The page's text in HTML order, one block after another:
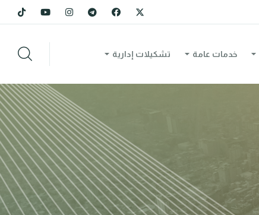
خدمات عامة تشكيلات إدارية